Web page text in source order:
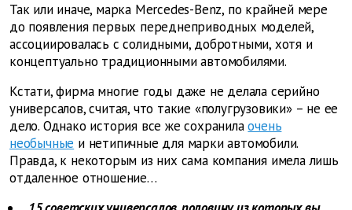
Так или иначе, марка Mercedes-Benz, по крайней мере
до появления первых переднеприводных моделей,
ассоциировалась с солидными, добротными, хотя и
концептуально традиционными автомобилями.
Кстати, фирма многие годы даже не делала серийно
универсалов, считая, что такие «полугрузовики» – не ее
дело. Однако история все же сохранила очень
необычные и нетипичные для марки автомобили.
Правда, к некоторым из них сама компания имела лишь
отдаленное отношение…